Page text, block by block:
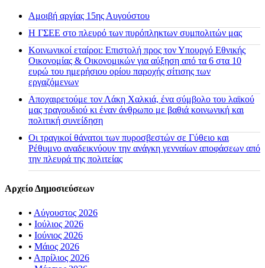
Αμοιβή αργίας 15ης Αυγούστου
H ΓΣΕΕ στο πλευρό των πυρόπληκτων συμπολιτών μας
Κοινωνικοί εταίροι: Επιστολή προς τον Υπουργό Εθνικής
Οικονομίας & Οικονομικών για αύξηση από τα 6 στα 10
ευρώ του ημερήσιου ορίου παροχής σίτισης των
εργαζόμενων
Αποχαιρετούμε τον Λάκη Χαλκιά, ένα σύμβολο του λαϊκού
μας τραγουδιού κι έναν άνθρωπο με βαθιά κοινωνική και
πολιτική συνείδηση
Οι τραγικοί θάνατοι των πυροσβεστών σε Γύθειο και
Ρέθυμνο αναδεικνύουν την ανάγκη γενναίων αποφάσεων από
την πλευρά της πολιτείας
Αρχείο Δημοσιεύσεων
• Αύγουστος 2026
• Ιούλιος 2026
• Ιούνιος 2026
• Μάιος 2026
• Απρίλιος 2026